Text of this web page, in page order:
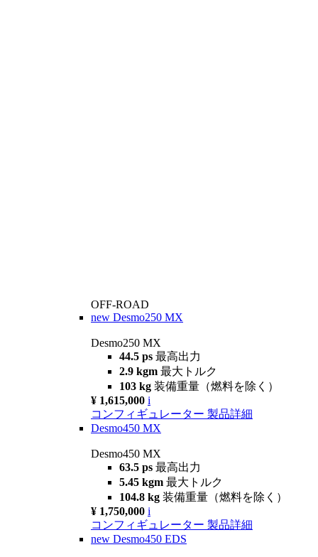
OFF-ROAD
new Desmo250 MX
Desmo250 MX
44.5 ps 最高出力
2.9 kgm 最大トルク
103 kg 装備重量（燃料を除く）
¥ 1,615,000 i
コンフィギュレーター 製品詳細
Desmo450 MX
Desmo450 MX
63.5 ps 最高出力
5.45 kgm 最大トルク
104.8 kg 装備重量（燃料を除く）
¥ 1,750,000 i
コンフィギュレーター 製品詳細
new Desmo450 EDS